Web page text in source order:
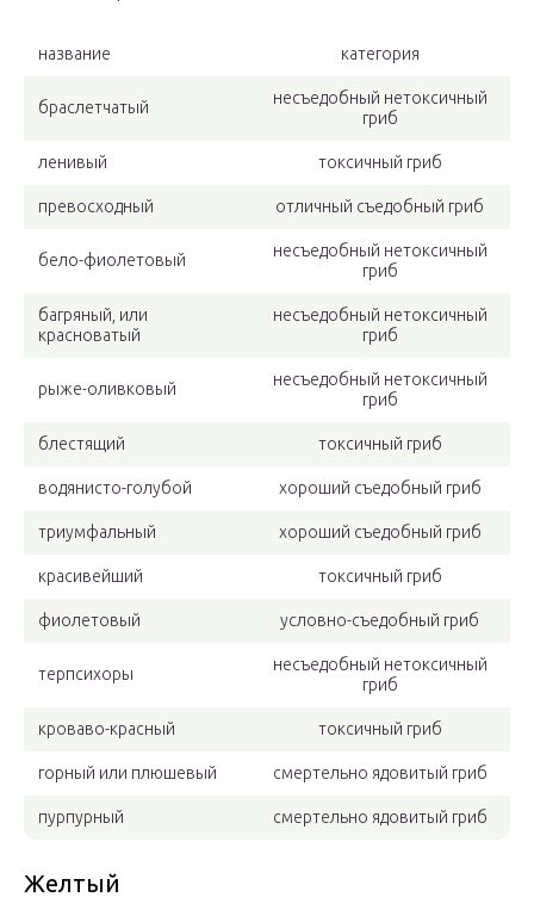
название категория
браслетчатый
несъедобный нетоксичный
гриб
ленивый токсичный гриб
превосходный отличный съедобный гриб
бело-фиолетовый
несъедобный нетоксичный
гриб
багряный, или
красноватый
несъедобный нетоксичный
гриб
рыже-оливковый
несъедобный нетоксичный
гриб
блестящий токсичный гриб
водянисто-голубой хороший съедобный гриб
триумфальный хороший съедобный гриб
красивейший токсичный гриб
фиолетовый условно-съедобный гриб
терпсихоры
несъедобный нетоксичный
гриб
кроваво-красный токсичный гриб
горный или плюшевый смертельно ядовитый гриб
пурпурный смертельно ядовитый гриб
Желтый